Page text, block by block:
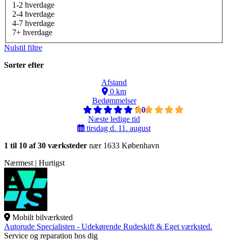
1-2 hverdage
2-4 hverdage
4-7 hverdage
7+ hverdage
Nulstil filtre
Sorter efter
Afstand
0 km
Bedømmelser
5,0
Næste ledige tid
tirsdag d. 11. august
1 til 10 af 30 værksteder nær 1633 København
Nærmest | Hurtigst
Mobilt bilværksted
Autorude Specialisten - Udekørende Rudeskift & Eget værksted.
Service og reparation hos dig